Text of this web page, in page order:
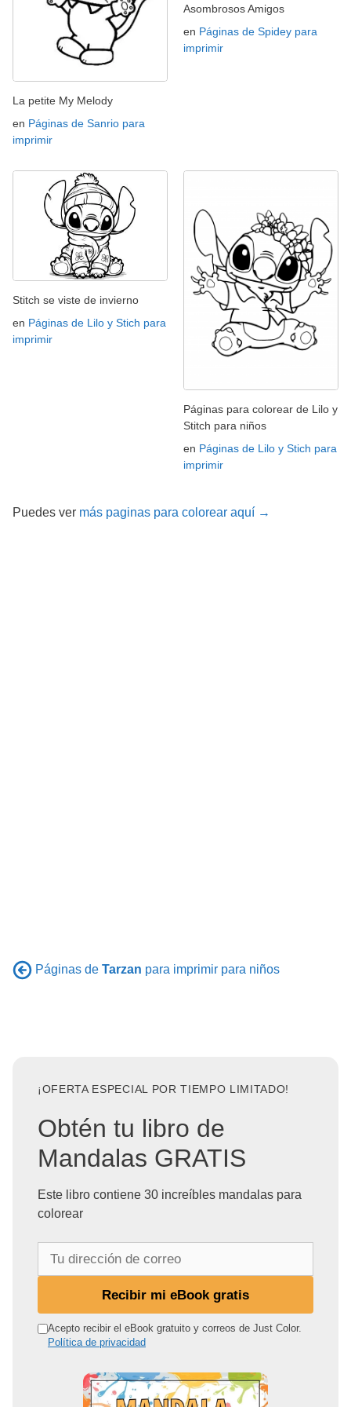
La petite My Melody
en Páginas de Sanrio para
imprimir
Asombrosos Amigos
en Páginas de Spidey para
imprimir
Stitch se viste de invierno
en Páginas de Lilo y Stich para
imprimir
Páginas para colorear de Lilo y
Stitch para niños
en Páginas de Lilo y Stich para
imprimir
Puedes ver más paginas para colorear aquí →
Páginas de Tarzan para imprimir para niños
¡OFERTA ESPECIAL POR TIEMPO LIMITADO!
Obtén tu libro de
Mandalas GRATIS
Este libro contiene 30 increíbles mandalas para
colorear
r
Recibir mi eBook gratis
Acepto recibir el eBook gratuito y correos de Just Color.
Política de privacidad